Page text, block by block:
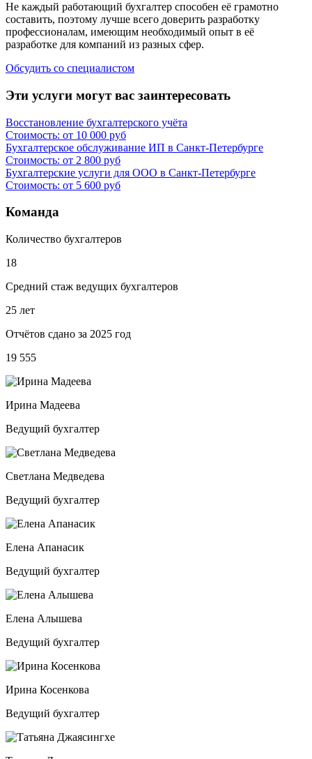
Не каждый работающий бухгалтер способен её грамотно
составить, поэтому лучше всего доверить разработку
профессионалам, имеющим необходимый опыт в её
разработке для компаний из разных сфер.
Обсудить со специалистом
Эти услуги могут вас заинтересовать
Восстановление бухгалтерского учёта
Стоимость: от 10 000 руб
Бухгалтерское обслуживание ИП в Санкт-Петербурге
Стоимость: от 2 800 руб
Бухгалтерские услуги для ООО в Санкт-Петербурге
Стоимость: от 5 600 руб
Команда
Количество бухгалтеров
18
Средний стаж ведущих бухгалтеров
25 лет
Отчётов сдано за 2025 год
19 555
Ирина Мадеева
Ведущий бухгалтер
Светлана Медведева
Ведущий бухгалтер
Елена Апанасик
Ведущий бухгалтер
Елена Алышева
Ведущий бухгалтер
Ирина Косенкова
Ведущий бухгалтер